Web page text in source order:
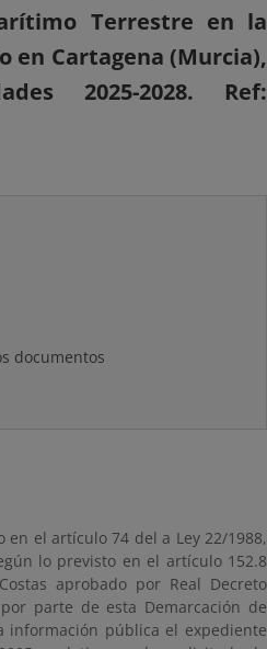
Terrestre en la
en Cartagena (Murcia),
2025-2028. Ref:
documentos
en el artículo 74 del a Ley 22/1988,
lo previsto en el artículo 152.8
aprobado por Real Decreto
parte de esta Demarcación de
información pública el expediente